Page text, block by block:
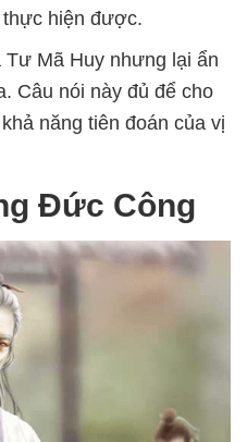
thực hiện được.
Tư Mã Huy nhưng lại ẩn
Câu nói này đủ để cho
năng tiên đoán của vị
Đức Công